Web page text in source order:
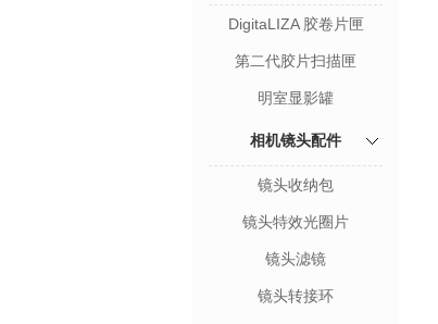
DigitaLIZA 胶卷片匣
第二代胶片扫描匣
明室显影罐
相机镜头配件
镜头收纳包
镜头特效光圈片
镜头滤镜
镜头转接环